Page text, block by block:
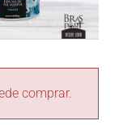
comprar.